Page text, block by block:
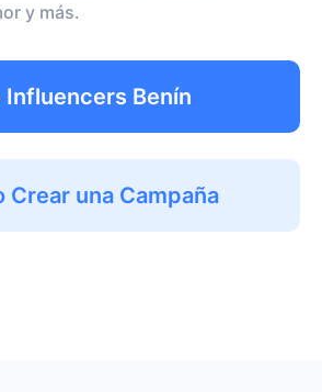
y más.
Influencers Benín
Crear una Campaña